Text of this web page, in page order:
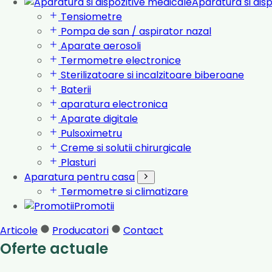
Tensiometre
Pompa de san / aspirator nazal
Aparate aerosoli
Termometre electronice
Sterilizatoare si incalzitoare biberoane
Baterii
aparatura electronica
Aparate digitale
Pulsoximetru
Creme si solutii chirurgicale
Plasturi
Aparatura pentru casa
Termometre si climatizare
Promotii
Articole
Producatori Contact
Oferte actuale